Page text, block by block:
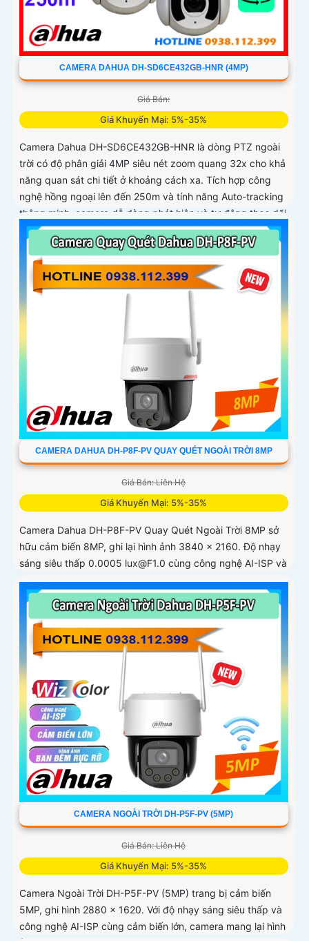
CAMERA DAHUA DH-SD6CE432GB-HNR (4MP)
Giá Bán:
Giá Khuyến Mại: 5%-35%
Camera Dahua DH-SD6CE432GB-HNR là dòng PTZ ngoài
trời có độ phân giải 4MP siêu nét zoom quang 32x cho khả
năng quan sát chi tiết ở khoảng cách xa. Tích hợp công
nghệ hồng ngoại lên đến 250m và tính năng Auto-tracking
thông minh, camera dễ dàng phát hiện và tự động theo dõi
mục tiêu chuyển động
CAMERA DAHUA DH-P8F-PV QUAY QUÉT NGOÀI TRỜI 8MP
Giá Bán: Liên Hệ
Giá Khuyến Mại: 5%-35%
Camera Dahua DH-P8F-PV Quay Quét Ngoài Trời 8MP sở
hữu cảm biến 8MP, ghi lại hình ảnh 3840 × 2160. Độ nhạy
sáng siêu thấp 0.0005 lux@F1.0 cùng công nghệ AI-ISP và
cảm biến lớn...
CAMERA NGOÀI TRỜI DH-P5F-PV (5MP)
Giá Bán: Liên Hệ
Giá Khuyến Mại: 5%-35%
Camera Ngoài Trời DH-P5F-PV (5MP) trang bị cảm biến
5MP, ghi hình 2880 × 1620. Với độ nhạy sáng siêu thấp và
công nghệ AI-ISP cùng cảm biến lớn, camera mang lại hình